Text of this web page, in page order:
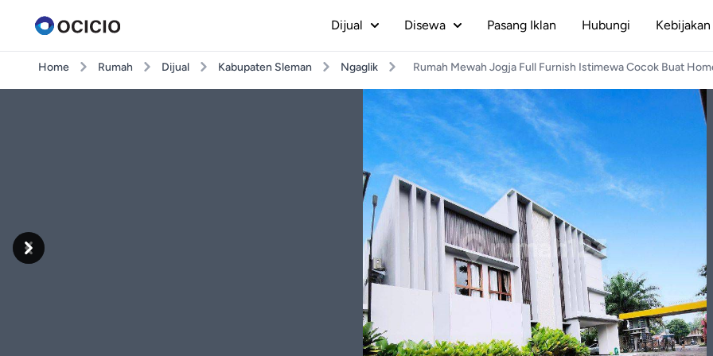
Dijual Disewa Pasang Iklan Hubungi
Home Rumah Dijual Kabupaten Sleman Ngaglik Rumah Mewah Jogja Full Furnish Istimewa Cocok Buat
Previous
Next